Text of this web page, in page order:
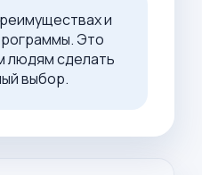
и
Это
людям сделать
выбор.